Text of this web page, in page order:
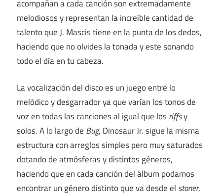
acompañan a cada canción son extremadamente
melodiosos y representan la increíble cantidad de
talento que J. Mascis tiene en la punta de los dedos,
haciendo que no olvides la tonada y este sonando
todo el día en tu cabeza.
La vocalización del disco es un juego entre lo
melódico y desgarrador ya que varían los tonos de
voz en todas las canciones al igual que losriffsy
solos. A lo largo de Bug, Dinosaur Jr. sigue la misma
estructura con arreglos simples pero muy saturados
dotando de atmósferas y distintos géneros,
haciendo que en cada canción del álbum podamos
encontrar un género distinto que va desde el stoner,